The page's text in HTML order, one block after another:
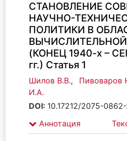
СТАНОВЛЕНИЕ
НАУЧНО-
ПОЛИТИКИ В
(КОНЕЦ 1940-х –
гг.) Статья 1
Шилов В.В., Пивоваров
И.А.
DOI: 10.17212/2075-
Аннотация